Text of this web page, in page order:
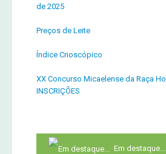
de 2025
Preços de Leite
Índice Crioscópico
XX Concurso Micaelense da Raça
INSCRIÇÕES
Em destaque...